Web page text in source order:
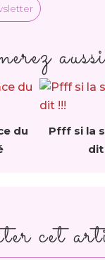
du
Pfff si la
dit
cet